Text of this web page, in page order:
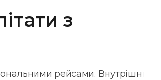
з
рейсами. Внутрішні